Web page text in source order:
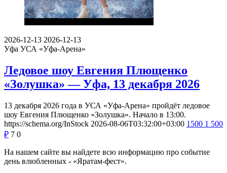
2026-12-13 2026-12-13
Уфа УСА «Уфа-Арена»
Ледовое шоу Евгения Плющенко
«Золушка» — Уфа, 13 декабря 2026
13 декабря 2026 года в УСА «Уфа-Арена» пройдёт ледовое
шоу Евгения Плющенко «Золушка». Начало в 13:00.
https://schema.org/InStock 2026-08-06T03:32:00+03:00 1500 1 500
₽ 7 0
На нашем сайте вы найдете всю информацию про событие
день влюбленных - «Яратам-фест».